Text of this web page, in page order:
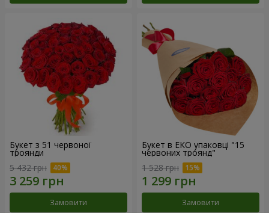
Букет з 51 червоної
троянди
5 432 грн
Замовити
Букет в ЕКО упаковці "15
червоних троянд"
1 528 грн
Замовити